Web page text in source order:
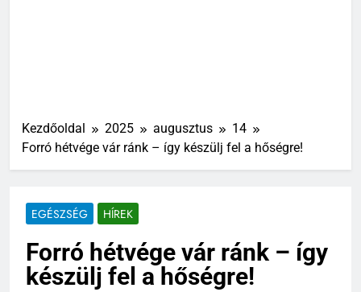
Kezdőoldal 2025 augusztus
14
Forró hétvége vár ránk – így készülj fel a hőségre!
EGÉSZSÉG HÍREK
Forró hétvége vár ránk – így
készülj fel a hőségre!